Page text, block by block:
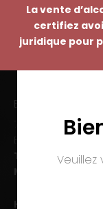
La vente
certifiez
juridique pour
EMMANUEL NASTI
7 avenue Pierre
Tél. :
03 89 46 50
Mail :
Horaires